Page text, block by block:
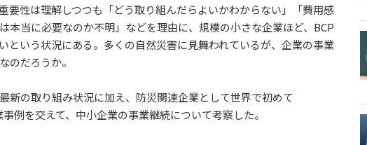
要性は理解しつつも「どう取り組んだらよいかわからない」「費用感
本当に必要なのか不明」などを理由に、規模の小さな企業ほど、BCP
という状況にある。多くの自然災害に見舞われているが、企業の事業
のだろうか。
新の取り組み状況に加え、防災関連企業として世界で初めて
例を交えて、中小企業の事業継続について考察した。